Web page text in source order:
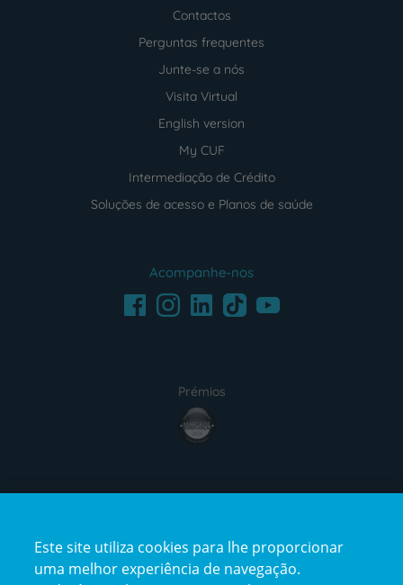
Contactos
Perguntas frequentes
Junte-se a nós
Visita Virtual
English version
My CUF
Intermediação de Crédito
Soluções de acesso e Planos de saúde
Acompanhe-nos
FacebookInstagramLinkedInTikTokYoutube
Prémios
award4
certification2certification3
Este site utiliza cookies para lhe proporcionar
uma melhor experiência de navegação.